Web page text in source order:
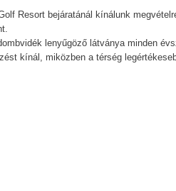
Resort bejáratánál kínálunk
lenyűgöző látványa minden
kínál, miközben a térség